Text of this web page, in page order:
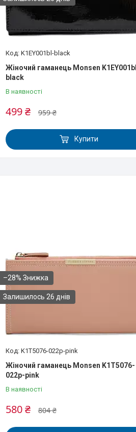
K1EY001bl-black
Жіночий гаманець Monsen
black
В наявності
959 ₴
499 ₴
Купити
–28%
Залишилось 26 днів
K1T5076-022p-pink
Жіночий гаманець Monsen K1T5076-
022p-pink
В наявності
804 ₴
580 ₴